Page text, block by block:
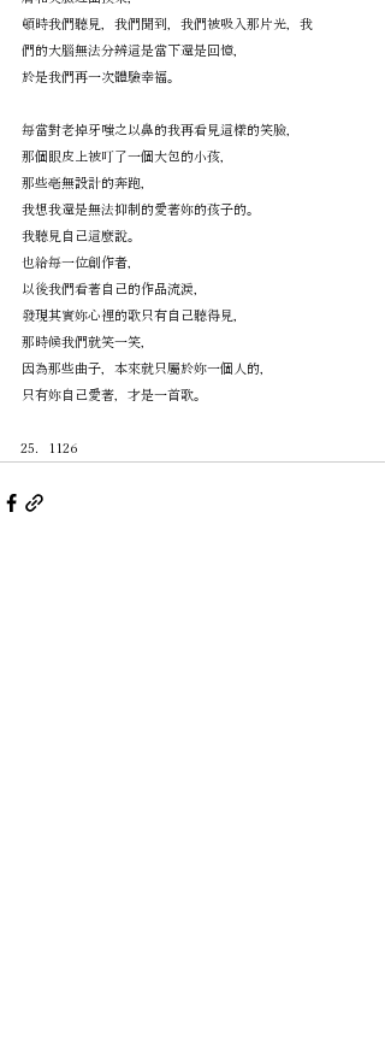
頓時我們聽見，我們聞到，我們被吸入那片光，我
們的大腦無法分辨這是當下還是回憶，
於是我們再一次體驗幸福。
每當對老掉牙嗤之以鼻的我再看見這樣的笑臉，
那個眼皮上被叮了一個大包的小孩，
那些毫無設計的奔跑，
我想我還是無法抑制的愛著妳的孩子的。
我聽見自己這麼說。
也給每一位創作者，
以後我們看著自己的作品流淚，
發現其實妳心裡的歌只有自己聽得見，
那時候我們就笑一笑，
因為那些曲子，本來就只屬於妳一個人的，
只有妳自己愛著，才是一首歌。
1126